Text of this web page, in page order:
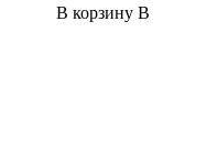
В корзину В